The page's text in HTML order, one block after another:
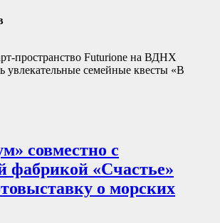
пространство Futurione на ВДНХ
увлекательные семейные квесты «В
совместно с
фабрикой «Счастье»
о морских